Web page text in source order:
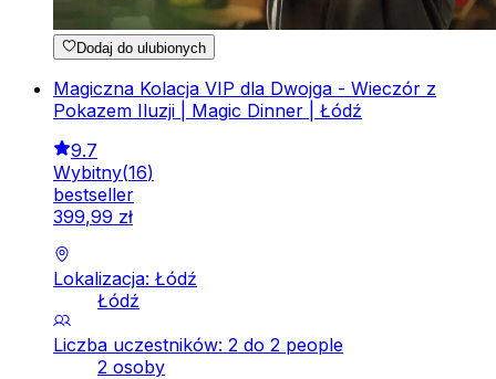
Dodaj do ulubionych
Magiczna Kolacja VIP dla Dwojga - Wieczór z
Pokazem Iluzji | Magic Dinner | Łódź
9.7
Wybitny(16)
bestseller
399,99 zł
Lokalizacja: Łódź
Łódź
Liczba uczestników: 2 do 2 people
2 osoby